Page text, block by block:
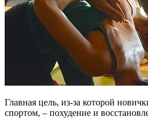
Главная цель, из-за которой
спортом, – похудение и